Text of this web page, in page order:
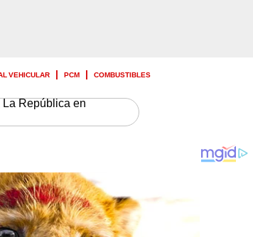
VEHICULAR PCM COMBUSTIBLES
La República en